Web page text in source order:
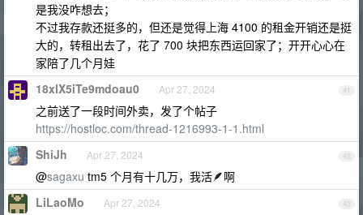
是我没咋想去；
不过我存款还挺多的，但还是觉得上海 4100 的租金开销还是挺
大的，转租出去了，花了 700 块把东西运回家了；开开心心在
家陪了几个月娃
41
18xlX5iTe9mdoau0 Apr 27, 2024
之前送了一段时间外卖，发了个帖子
https://hostloc.com/thread-1216993-1-1.html
42
ShiJh Apr 27, 2024
@sagaxu tm5 个月有十几万，我活🪶啊
43
LiLaoMo Apr 27, 2024